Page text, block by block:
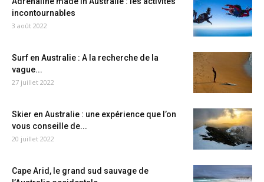
incontournables
3 août 2022
Surf en Australie : A la recherche de la
vague...
27 juillet 2022
Skier en Australie : une expérience que l’on
vous conseille de...
20 juillet 2022
Cape Arid, le grand sud sauvage de